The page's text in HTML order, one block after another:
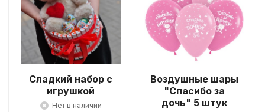
Сладкий набор с
игрушкой
Нет в наличии
Воздушные шары
"Спасибо за
дочь" 5 штук